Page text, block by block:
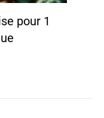
pour 1